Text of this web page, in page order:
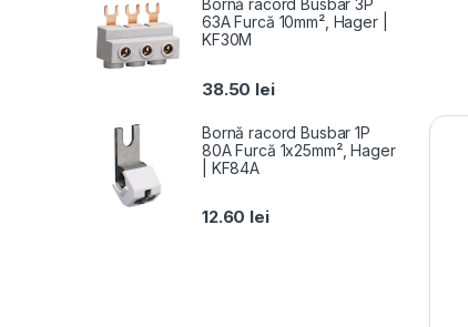
Bornă racord Busbar 3P
63A Furcă 10mm², Hager |
KF30M
38.50 lei
Bornă racord Busbar 1P
80A Furcă 1x25mm², Hager
| KF84A
12.60 lei